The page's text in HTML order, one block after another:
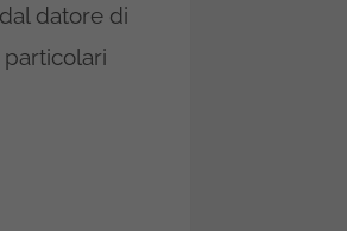
datore di
particolari